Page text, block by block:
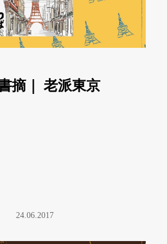
摘｜ 老派東京
24.06.2017